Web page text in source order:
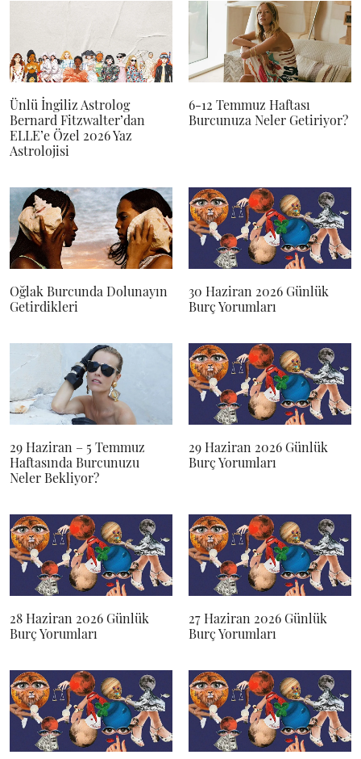
Ünlü İngiliz Astrolog
Bernard Fitzwalter’dan
ELLE’e Özel 2026 Yaz
Astrolojisi
6-12 Temmuz Haftası
Burcunuza Neler Getiriyor?
Oğlak Burcunda Dolunayın
Getirdikleri
30 Haziran 2026 Günlük
Burç Yorumları
29 Haziran – 5 Temmuz
Haftasında Burcunuzu
Neler Bekliyor?
29 Haziran 2026 Günlük
Burç Yorumları
28 Haziran 2026 Günlük
Burç Yorumları
27 Haziran 2026 Günlük
Burç Yorumları